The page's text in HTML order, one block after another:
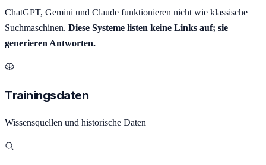
ChatGPT, Gemini und Claude funktionieren nicht wie klassische
Suchmaschinen. Diese Systeme listen keine Links auf; sie
generieren Antworten.
Trainingsdaten
Wissensquellen und historische Daten